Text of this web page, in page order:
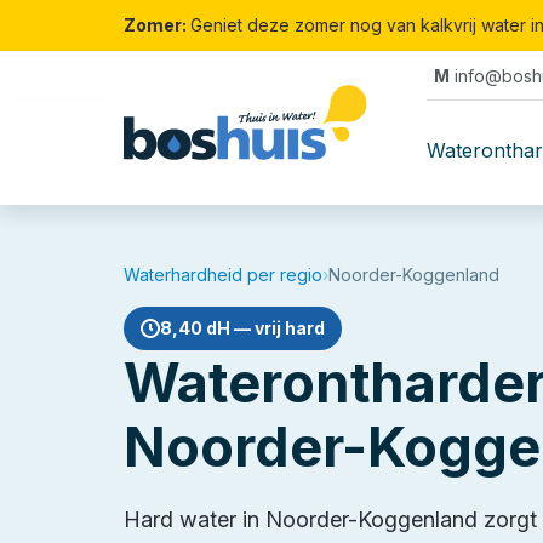
Zomer: Geniet deze zomer nog van kalkvrij water
M
Waterhardheid per regio›Noorder-Koggenland
8,40 dH — vrij hard
Noorder-
Hard water in Noorder-Koggenland